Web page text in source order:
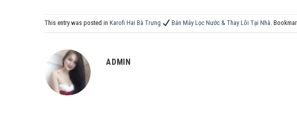
This entry was posted in Karofi Hai Bà Trưng Bán Máy Lọc Nước & Thay Lõi Tại Nhà.
ADMIN